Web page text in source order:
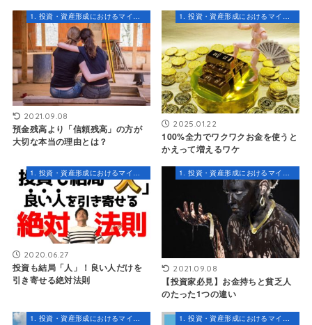
1. 投資・資産形成におけるマインドセット
2021.09.08
預金残高より「信頼残高」の方が
大切な本当の理由とは？
1. 投資・資産形成におけるマインドセット
2025.01.22
100%全力でワクワクお金を使うと
かえって増えるワケ
1. 投資・資産形成におけるマインドセット
2020.06.27
投資も結局「人」！良い人だけを
引き寄せる絶対法則
1. 投資・資産形成におけるマインドセット
2021.09.08
【投資家必見】お金持ちと貧乏人
のたった1つの違い